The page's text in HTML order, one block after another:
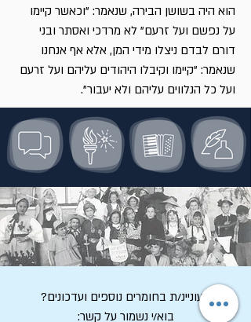
הוא היה בשושן הבירה, שנאמר: "וכאשר קיימו
על נפשם ועל זרעם" לא מרדכי ואסתר ובני
דורם לבדם ניצלו מידי המן, אלא אף אנחנו
שנאמר: "קיימו וקיבלו היהודים עליהם ועל זרעם
ועל כל הנלווים עליהם ולא יעבור".
מעוניינ/ת בחומרים נוספים ועדכונים?
בוא/י נשמור על קשר: